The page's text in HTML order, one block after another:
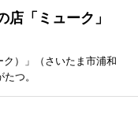
店「ミューク」
）」（さいたま市浦和
つ。